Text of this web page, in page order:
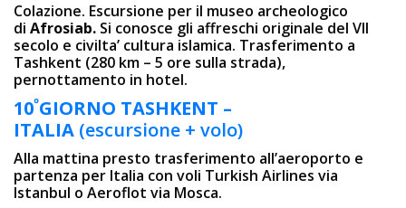
Colazione. Escursione per il museo archeologico
di Afrosiab. Si conosce gli affreschi originale del VII
secolo e civilta’ cultura islamica. Trasferimento a
Tashkent (280 km – 5 ore sulla strada),
pernottamento in hotel.
10ºGIORNO TASHKENT –
ITALIA (escursione + volo)
Alla mattina presto trasferimento all’aeroporto e
partenza per Italia con voli Turkish Airlines via
Istanbul o Aeroflot via Mosca.